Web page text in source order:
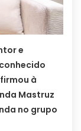
e
à
Mastruz
no grupo